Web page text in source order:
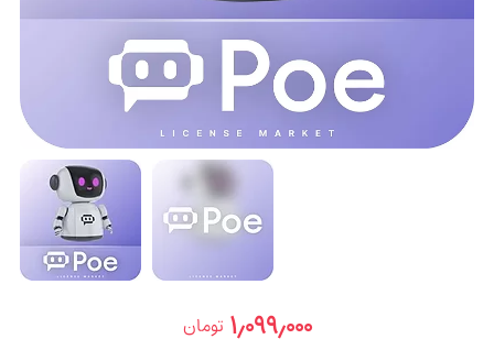
۱٫۰۹۹٫۰۰۰ تومان